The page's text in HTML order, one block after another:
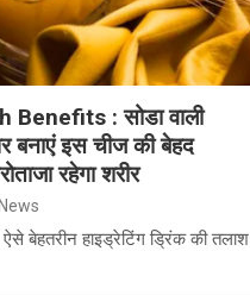
: सोडा वाली
बनाएं इस चीज की बेहद
रहेगा शरीर
बेहतरीन हाइड्रेटिंग ड्रिंक की तलाश